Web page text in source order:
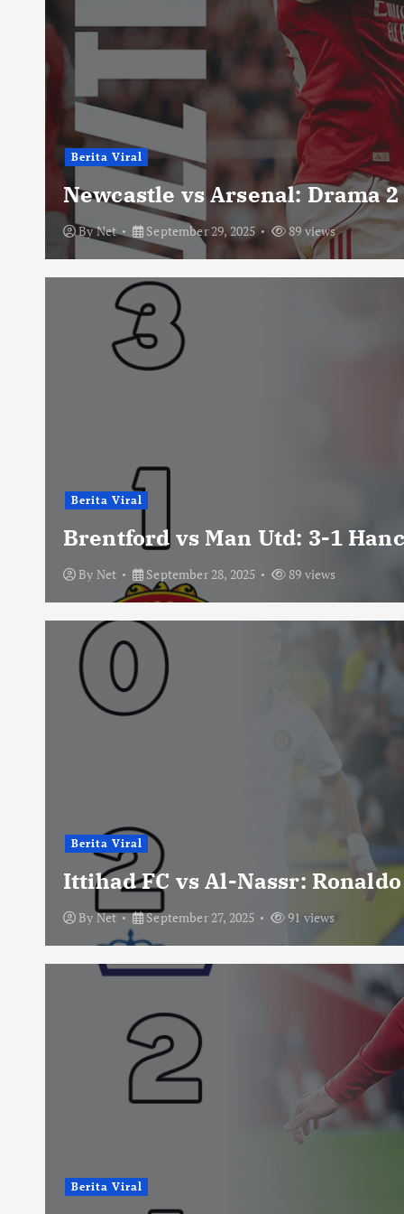
Berita Viral
Newcastle vs Arsenal: Drama
ByNet September 29, 2025 89 views
Berita Viral
Brentford vs Man Utd: 3-1
By Net September 28, 2025 89 views
Berita Viral
Ittihad FC vs Al-Nassr:
ByNet September 27, 2025 91 views
Berita Viral